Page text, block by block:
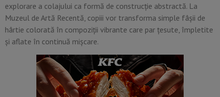
explorare a colajului ca formă de construcție abstractă. La
Muzeul de Artă Recentă, copiii vor transforma simple fâșii de
hârtie colorată în compoziții vibrante care par țesute, împletite
și aflate în continuă mișcare.